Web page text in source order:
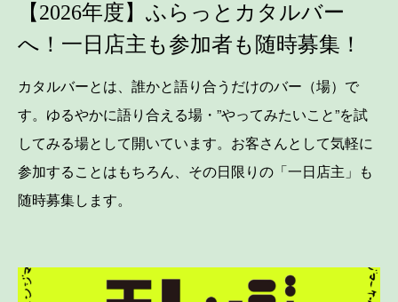
【2026年度】ふらっとカタルバー
へ！一日店主も参加者も随時募集！
カタルバーとは、誰かと語り合うだけのバー（場）で
す。ゆるやかに語り合える場・”やってみたいこと”を試
してみる場として開いています。お客さんとして気軽に
参加することはもちろん、その日限りの「一日店主」も
随時募集します。